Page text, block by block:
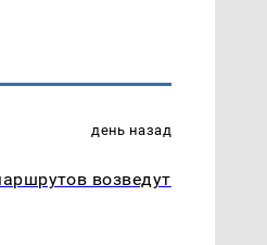
день назад
возведут